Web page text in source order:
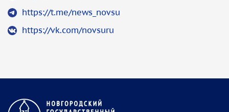
https://t.me/news_novsu
https://vk.com/novsuru